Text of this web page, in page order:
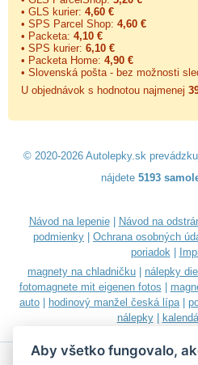
• GLS kurier: 4,60 €
• SPS Parcel Shop: 4,60 €
• Packeta: 4,10 €
• SPS kurier: 6,10 €
• Packeta Home: 4,90 €
• Slovenská pošta - bez možnosti
U objednávok s hodnotou najmenej
© 2020-2026 Autolepky.sk
nájdete 5193
Návod na lepenie| Návod na
podmienky
Ochrana osobných
poriadok|
magnety na chladničku
nálepky
fotomagnete mit eigenen fotos
auto
hodinový manžel česká lípa|
nálepky|
Aby všetko fungovalo,